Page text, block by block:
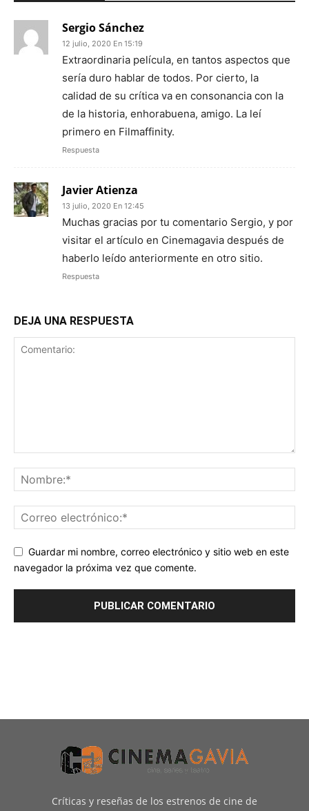
Sergio Sánchez
12 julio, 2020 En 15:19
Extraordinaria película, en tantos aspectos que
sería duro hablar de todos. Por cierto, la
calidad de su crítica va en consonancia con la
de la historia, enhorabuena, amigo. La leí
primero en Filmaffinity.
Respuesta
Javier Atienza
13 julio, 2020 En 12:45
Muchas gracias por tu comentario Sergio, y por
visitar el artículo en Cinemagavia después de
haberlo leído anteriormente en otro sitio.
Respuesta
DEJA UNA RESPUESTA
Guardar mi nombre, correo electrónico y sitio web en este
navegador la próxima vez que comente.
Críticas y reseñas de los estrenos de cine de